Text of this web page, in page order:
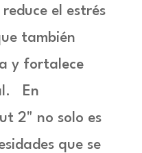
el estrés
también
y fortalece
En
2" no solo es
que se